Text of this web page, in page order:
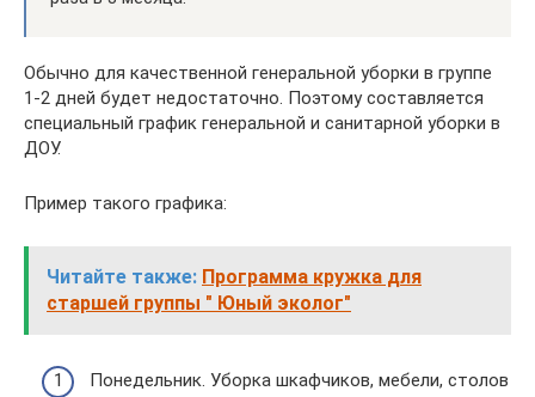
Обычно для качественной генеральной уборки в группе
1-2 дней будет недостаточно. Поэтому составляется
специальный график генеральной и санитарной уборки в
ДОУ.
Пример такого графика:
Читайте также: Программа кружка для
старшей группы " Юный эколог"
Понедельник. Уборка шкафчиков, мебели, столов